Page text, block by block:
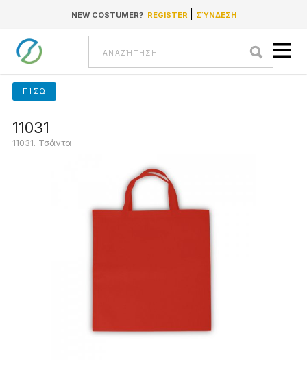
Go to contentNEW COSTUMER? REGISTER ΣΎΝΔΕΣΗ
Αναζήτηση
ΠΊΣΩ
11031
11031. Τσάντα